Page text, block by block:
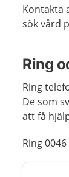
Kontakta
sök vård
Ring
Ring
De som
att få
Ring